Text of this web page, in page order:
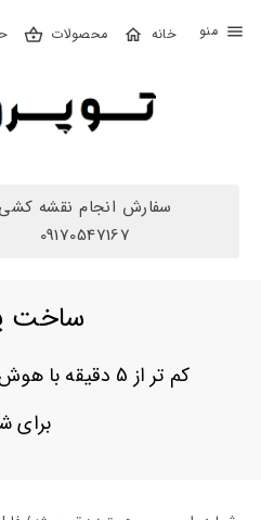
محصولات حساب کاربری
بستن
محصولات
سفارش انجام نقشه کشی
09170547167
ساخت
کم تر از 5 دقیقه با هوش مصنوعی
برای